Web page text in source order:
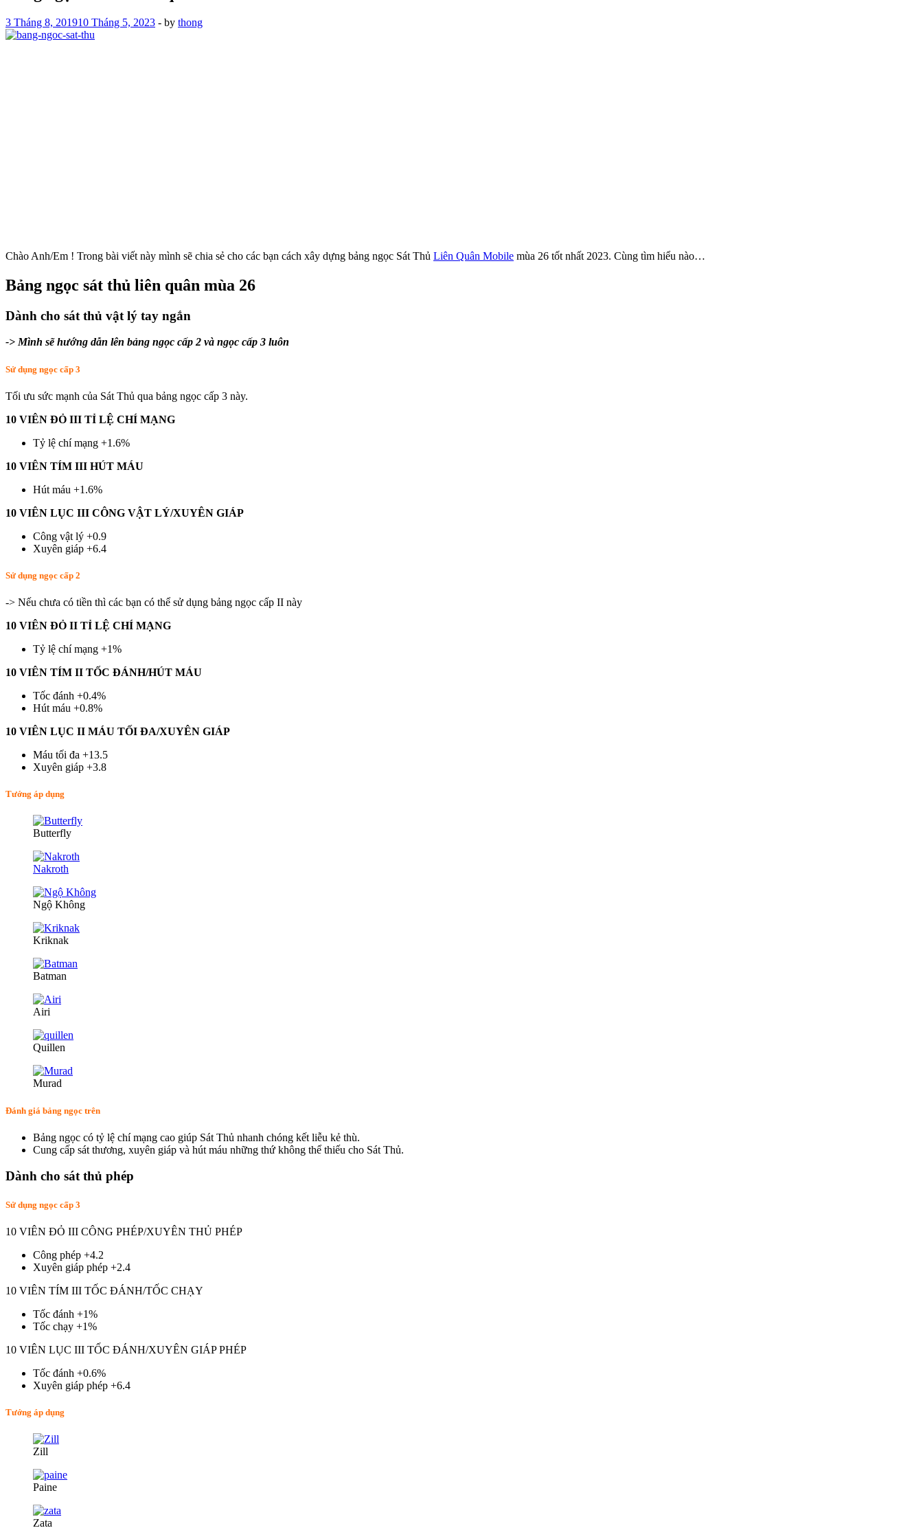
3 Tháng 8, 201910 Tháng 5, 2023 - by thong
Chào Anh/Em ! Trong bài viết này mình sẽ chia sẻ cho các bạn cách xây dựng bảng ngọc Sát Thủ Liên Quân Mobile mùa 26 tốt nhất 2023. Cùng tìm hiểu nào…
Bảng ngọc sát thủ liên quân mùa 26
Dành cho sát thủ vật lý tay ngắn
-> Mình sẽ hướng dẫn lên bảng ngọc cấp 2 và ngọc cấp 3 luôn
Sử dụng ngọc cấp 3
Tối ưu sức mạnh của Sát Thủ qua bảng ngọc cấp 3 này.
10 VIÊN ĐỎ III TỈ LỆ CHÍ MẠNG
Tỷ lệ chí mạng +1.6%
10 VIÊN TÍM III HÚT MÁU
Hút máu +1.6%
10 VIÊN LỤC III CÔNG VẬT LÝ/XUYÊN GIÁP
Công vật lý +0.9
Xuyên giáp +6.4
Sử dụng ngọc cấp 2
-> Nếu chưa có tiền thì các bạn có thể sử dụng bảng ngọc cấp II này
10 VIÊN ĐỎ II TỈ LỆ CHÍ MẠNG
Tỷ lệ chí mạng +1%
10 VIÊN TÍM II TỐC ĐÁNH/HÚT MÁU
Tốc đánh +0.4%
Hút máu +0.8%
10 VIÊN LỤC II MÁU TỐI ĐA/XUYÊN GIÁP
Máu tối đa +13.5
Xuyên giáp +3.8
Tướng áp dụng
Butterfly
Nakroth
Ngộ Không
Kriknak
Batman
Airi
Quillen
Murad
Đánh giá bảng ngọc trên
Bảng ngọc có tỷ lệ chí mạng cao giúp Sát Thủ nhanh chóng kết liễu kẻ thù.
Cung cấp sát thương, xuyên giáp và hút máu những thứ không thể thiếu cho Sát Thủ.
Dành cho sát thủ phép
Sử dụng ngọc cấp 3
10 VIÊN ĐỎ III CÔNG PHÉP/XUYÊN THỦ PHÉP
Công phép +4.2
Xuyên giáp phép +2.4
10 VIÊN TÍM III TỐC ĐÁNH/TỐC CHẠY
Tốc đánh +1%
Tốc chạy +1%
10 VIÊN LỤC III TỐC ĐÁNH/XUYÊN GIÁP PHÉP
Tốc đánh +0.6%
Xuyên giáp phép +6.4
Tướng áp dụng
Zill
Paine
Zata